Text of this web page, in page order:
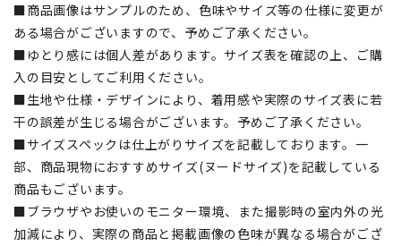
■商品画像はサンプルのため、色味やサイズ等の仕様に変更が
ある場合がございますので、予めご了承ください。
■ゆとり感には個人差があります。サイズ表を確認の上、ご購
入の目安としてご利用ください。
■生地や仕様・デザインにより、着用感や実際のサイズ表に若
干の誤差が生じる場合がございます。予めご了承ください。
■サイズスペックは仕上がりサイズを記載しております。一
部、商品現物におすすめサイズ(ヌードサイズ)を記載している
商品もございます。
■ブラウザやお使いのモニター環境、また撮影時の室内外の光
加減により、実際の商品と掲載画像の色味が異なる場合がござ